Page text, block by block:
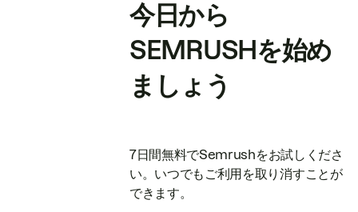
今日から
SEMRUSHを始め
ましょう
7日間無料でSemrushをお試しくださ
い。いつでもご利用を取り消すことが
できます。